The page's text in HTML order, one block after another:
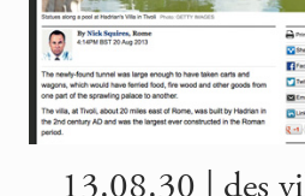
13.08.30 | des